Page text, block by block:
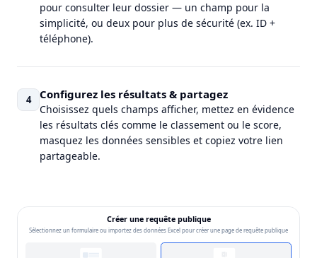
pour consulter leur dossier — un champ pour la
simplicité, ou deux pour plus de sécurité (ex. ID +
téléphone).
4 Configurez les résultats & partagez
Choisissez quels champs afficher, mettez en évidence
les résultats clés comme le classement ou le score,
masquez les données sensibles et copiez votre lien
partageable.